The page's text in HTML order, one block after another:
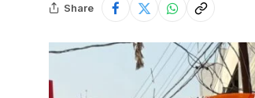
Share